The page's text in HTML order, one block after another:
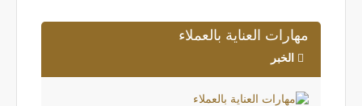
مهارات العناية بالعملاء
الخبر